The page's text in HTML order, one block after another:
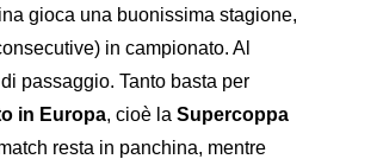
gioca una buonissima stagione,
in campionato. Al
passaggio. Tanto basta per
in Europa, cioè la Supercoppa
resta in panchina, mentre